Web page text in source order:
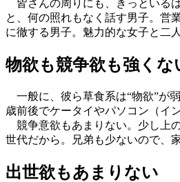
皆さんの周りにも、きっといる
と、何の照れもなく話す男子。営
に徹する男子。魅力的な女子と二
物欲も競争欲も強くな
一般に、彼ら草食系は“物欲”が
歳前後でケータイやパソコン（イ
競争意欲もあまりない。少し上の
世代だから。兄弟も少ないので、
出世欲もあまりない